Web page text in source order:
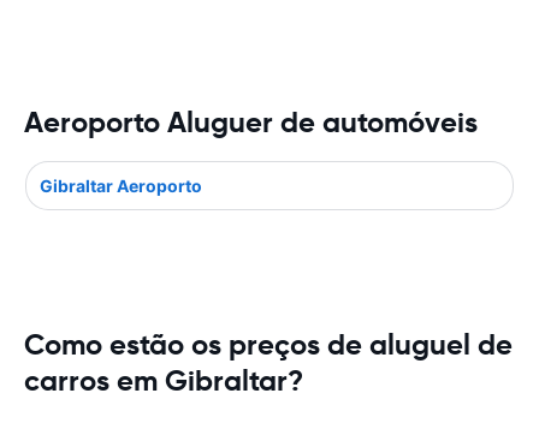
Aeroporto Aluguer de automóveis
Gibraltar Aeroporto
Como estão os preços de aluguel de
carros em Gibraltar?